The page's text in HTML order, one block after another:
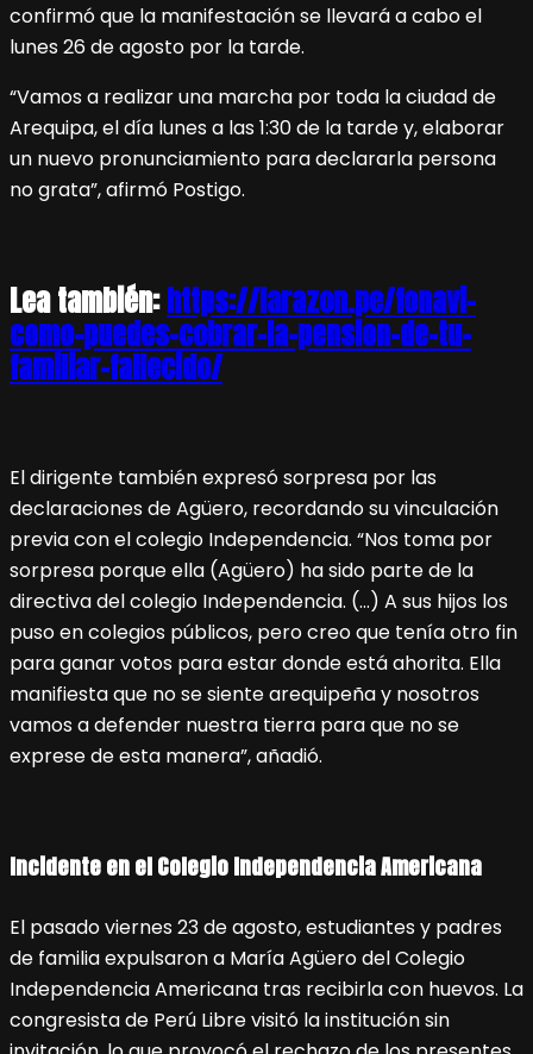
confirmó que la manifestación se llevará a cabo el
lunes 26 de agosto por la tarde.
“Vamos a realizar una marcha por toda la ciudad de
Arequipa, el día lunes a las 1:30 de la tarde y, elaborar
un nuevo pronunciamiento para declararla persona
no grata”, afirmó Postigo.
Lea también:https://larazon.pe/fonavi-
como-puedes-cobrar-la-pension-de-tu-
familiar-fallecido/
El dirigente también expresó sorpresa por las
declaraciones de Agüero, recordando su vinculación
previa con el colegio Independencia. “Nos toma por
sorpresa porque ella (Agüero) ha sido parte de la
directiva del colegio Independencia. (…) A sus hijos los
puso en colegios públicos, pero creo que tenía otro fin
para ganar votos para estar donde está ahorita. Ella
manifiesta que no se siente arequipeña y nosotros
vamos a defender nuestra tierra para que no se
exprese de esta manera”, añadió.
Incidente en el Colegio Independencia Americana
El pasado viernes 23 de agosto, estudiantes y padres
de familia expulsaron a María Agüero del Colegio
Independencia Americana tras recibirla con huevos. La
congresista de Perú Libre visitó la institución sin